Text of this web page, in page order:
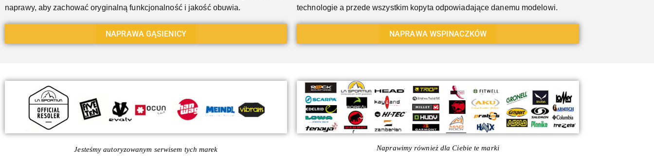
naprawy, aby zachować oryginalną funkcjonalność i jakość obuwia.
NAPRAWA GĄSIENICY
technologie a przede wszystkim kopyta odpowiadające danemu modelowi.
NAPRAWA WSPINACZKÓW
Jesteśmy autoryzowanym serwisem tych marek Naprawimy również dla Ciebie te marki